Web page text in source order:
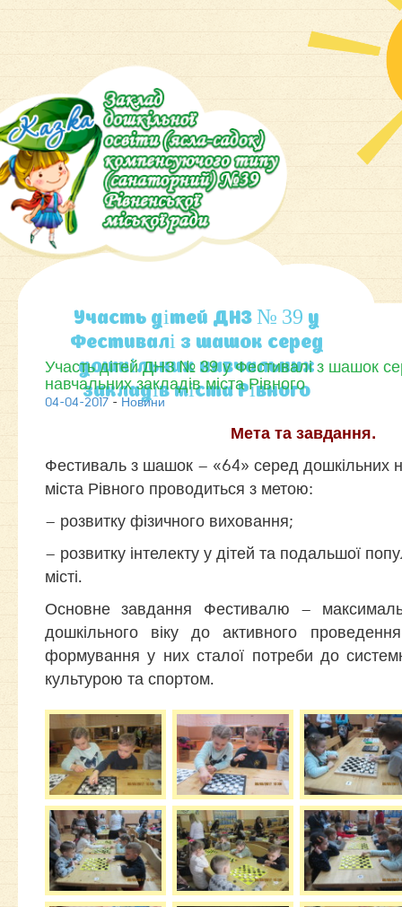
Участь дітей ДНЗ № 39 у
Фестивалі з шашок серед
дошкільних навчальних
закладів міста Рівного
Участь дітей ДНЗ № 39 у Фестивалі з шашок
навчальних закладів міста Рівного
04-04-2017 - Новини
Мета та завдання.
Фестиваль з шашок – «64» серед дошкільних
міста Рівного проводиться з метою:
– розвитку фізичного виховання;
– розвитку інтелекту у дітей та подальшої
місті.
Основне завдання Фестивалю –
дошкільного віку до активного
формування у них сталої потреби до
культурою та спортом.